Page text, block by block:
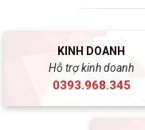
KINH DOANH
Hỗ trợ kinh doanh
0393.968.345